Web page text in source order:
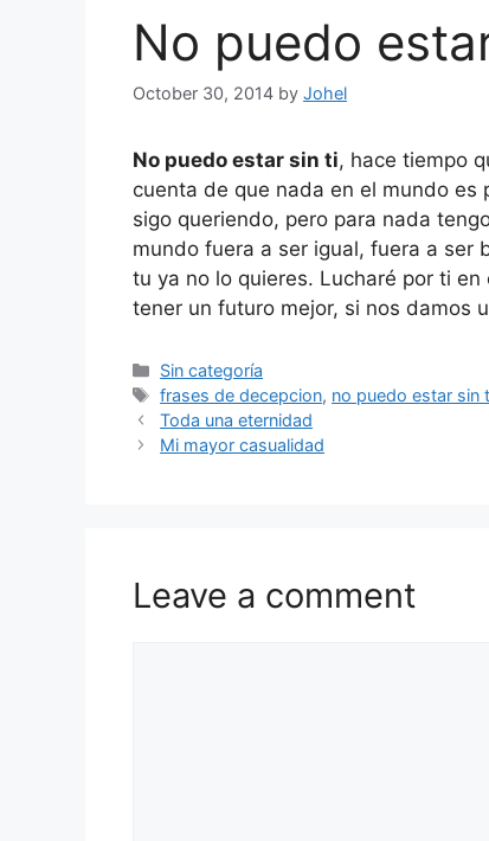
No puedo
October 30, 2014 by Johel
No puedo estar sin ti, hace tiempo
cuenta de que nada en el mundo es
sigo queriendo, pero para nada
mundo fuera a ser igual, fuera a ser
tu ya no lo quieres. Lucharé por ti
tener un futuro mejor, si nos damos
Categories
Sin categoría
Tags
frases de decepcion, no puedo estar sin
Toda una eternidad
Mi mayor casualidad
Leave a comment